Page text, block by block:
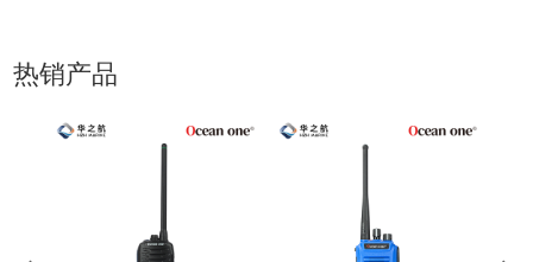
热销产品